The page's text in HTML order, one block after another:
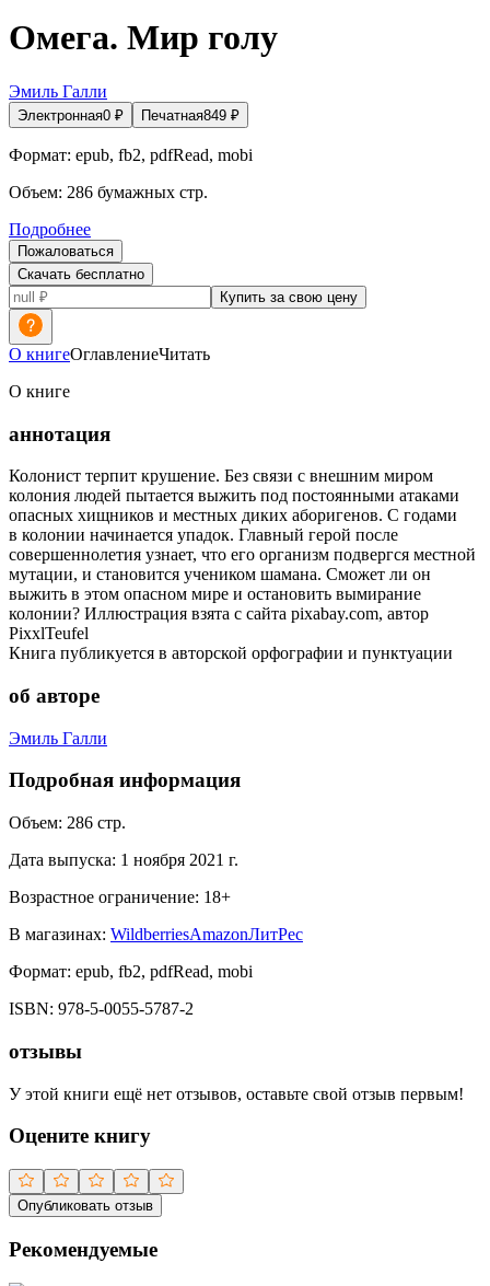
Омега. Мир голу
Эмиль Галли
Электронная0 ₽ Печатная849 ₽
Формат: epub, fb2, pdfRead, mobi
Объем: 286 бумажных стр.
Подробнее
Пожаловаться
Скачать бесплатно
Купить за свою цену
О книгеОглавлениеЧитать
О книге
аннотация
Колонист терпит крушение. Без связи с внешним миром
колония людей пытается выжить под постоянными атаками
опасных хищников и местных диких аборигенов. С годами
в колонии начинается упадок. Главный герой после
совершеннолетия узнает, что его организм подвергся местной
мутации, и становится учеником шамана. Сможет ли он
выжить в этом опасном мире и остановить вымирание
колонии? Иллюстрация взята с сайта pixabay.com, автор
PixxlTeufel
Книга публикуется в авторской орфографии и пунктуации
об авторе
Эмиль Галли
Подробная информация
Объем: 286 стр.
Дата выпуска: 1 ноября 2021 г.
Возрастное ограничение: 18+
В магазинах: WildberriesAmazonЛитРес
Формат: epub, fb2, pdfRead, mobi
ISBN: 978-5-0055-5787-2
отзывы
У этой книги ещё нет отзывов, оставьте свой отзыв первым!
Оцените книгу
Опубликовать отзыв
Рекомендуемые